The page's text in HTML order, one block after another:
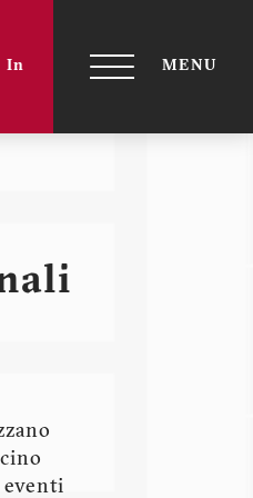
In
TOGGLE
MENU
eventi